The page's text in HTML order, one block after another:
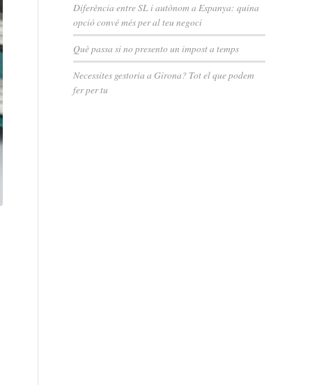
Diferència entre SL i autònom a Espanya: quina
opció convé més per al teu negoci
Què passa si no presento un impost a temps
Necessites gestoria a Girona? Tot el que podem
fer per tu